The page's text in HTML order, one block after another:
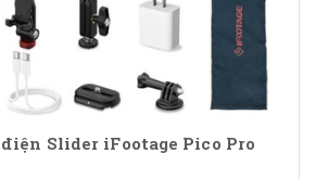
Slider iFootage Pico Pro